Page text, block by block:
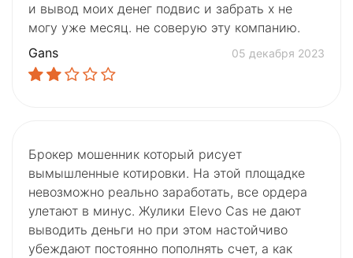
и вывод моих денег подвис и забрать х не
могу уже месяц. не соверую эту компанию.
Gans
05 декабря 2023
Брокер мошенник который рисует
вымышленные котировки. На этой площадке
невозможно реально заработать, все ордера
улетают в минус. Жулики Elevo Cas не дают
выводить деньги но при этом настойчиво
убеждают постоянно пополнять счет, а как